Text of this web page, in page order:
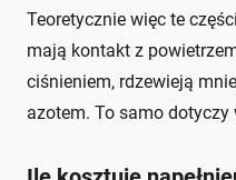
Teoretycznie więc te
mają kontakt z
ciśnieniem, rdzewieją
azotem. To samo